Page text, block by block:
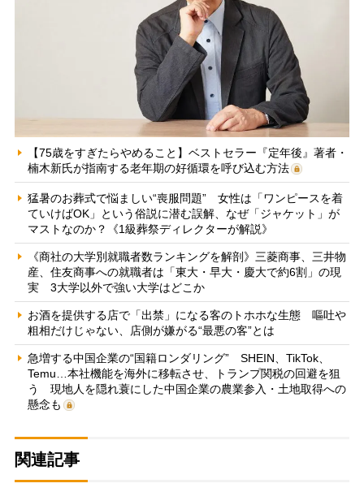
【75歳をすぎたらやめること】ベストセラー『定年後』著者・
楠木新氏が指南する老年期の好循環を呼び込む方法
猛暑のお葬式で悩ましい“喪服問題” 女性は「ワンピースを着
ていけばOK」という俗説に潜む誤解、なぜ「ジャケット」が
マストなのか？《1級葬祭ディレクターが解説》
《商社の大学別就職者数ランキングを解剖》三菱商事、三井物
産、住友商事への就職者は「東大・早大・慶大で約6割」の現
実 3大学以外で強い大学はどこか
お酒を提供する店で「出禁」になる客のトホホな生態 嘔吐や
粗相だけじゃない、店側が嫌がる“最悪の客”とは
急増する中国企業の“国籍ロンダリング” SHEIN、TikTok、
Temu…本社機能を海外に移転させ、トランプ関税の回避を狙
う 現地人を隠れ蓑にした中国企業の農業参入・土地取得への
懸念も
関連記事